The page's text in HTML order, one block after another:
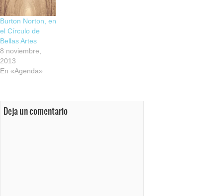
Burton Norton, en
el Círculo de
Bellas Artes
8 noviembre,
2013
En «Agenda»
Deja un comentario